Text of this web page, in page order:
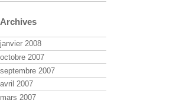
Archives
janvier 2008
octobre 2007
septembre 2007
avril 2007
mars 2007